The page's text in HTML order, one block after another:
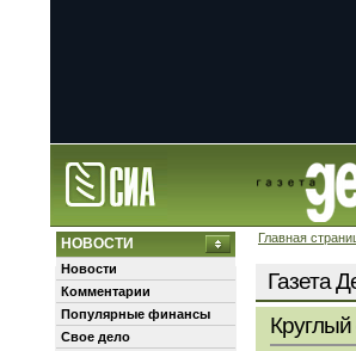
Главная
НОВОСТИ
Новости
Комментарии
Популярные финансы
Свое дело
Газета
Круглый